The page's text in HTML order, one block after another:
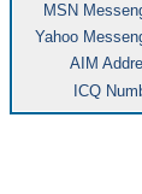
MSN
Yahoo
AIM
ICQ